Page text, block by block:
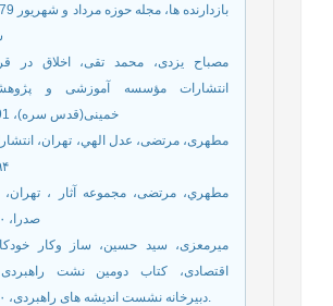
مصباح یزدی، محمد تقی، اخلاق در
انتشارات مؤسسه آموزشى و
خمينى(قدس سره)، 1391 ه.ش
مطهری، مرتضی، عدل الهي، تهران،
مطهري، مرتضی، مجموعه آثار ، تهران،
صدرا، ۱۳۹۰ ه.ش
ميرمعزى، سيد حسين، ساز وكار
اقتصادى، کتاب دومین نشت
دبيرخانه نشست اندیشه های راهبردى، ۱۳۹۰ ه.ش.